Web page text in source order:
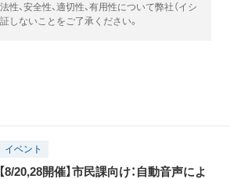
性、安全性、適切性、有用性について弊社（イシ
しないことをご了承ください。
イベント
【8/20,28開催】市民課向け：自動音声によ